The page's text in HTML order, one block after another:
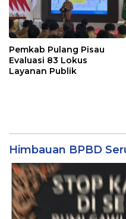
Pemkab Pulang Pisau
Evaluasi 83 Lokus
Layanan Publik
Himbauan BPBD